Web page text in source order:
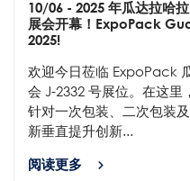
10/06 - 2025 年瓜达拉哈
展会开幕！ExpoPack
2025!
欢迎今日莅临 ExpoPack
会 J-2332 号展位。在这里
针对一次包装、二次包装
新垂直提升创新...
阅读更多